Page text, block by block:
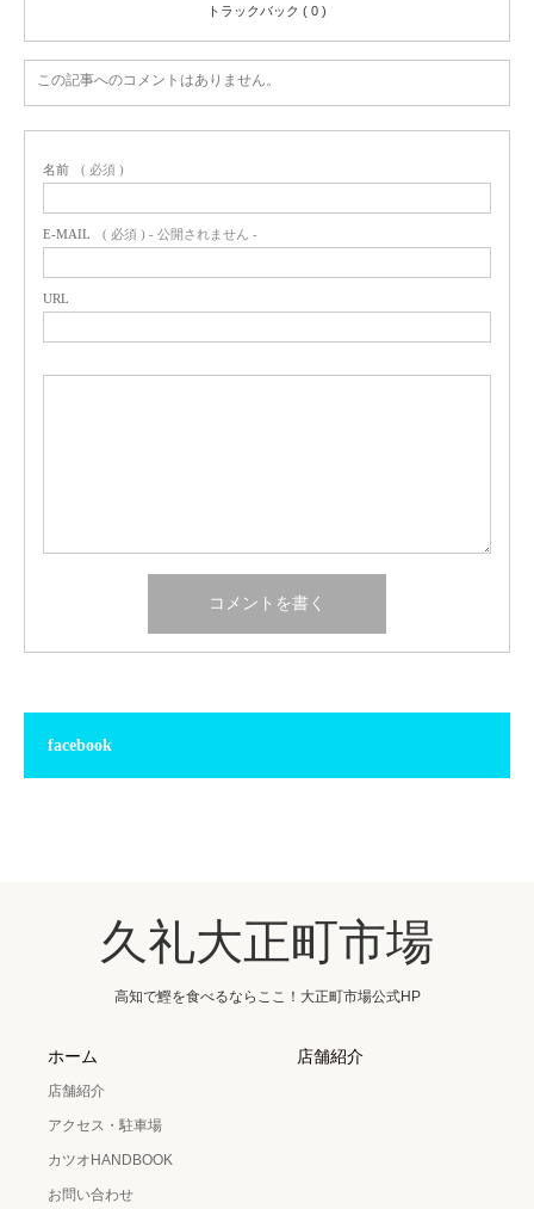
トラックバック ( 0 )
この記事へのコメントはありません。
名前 ( 必須 )
E-MAIL ( 必須 ) - 公開されません -
URL
facebook
久礼大正町市場
高知で鰹を食べるならここ！大正町市場公式HP
ホーム
店舗紹介
アクセス・駐車場
カツオHANDBOOK
お問い合わせ
店舗紹介